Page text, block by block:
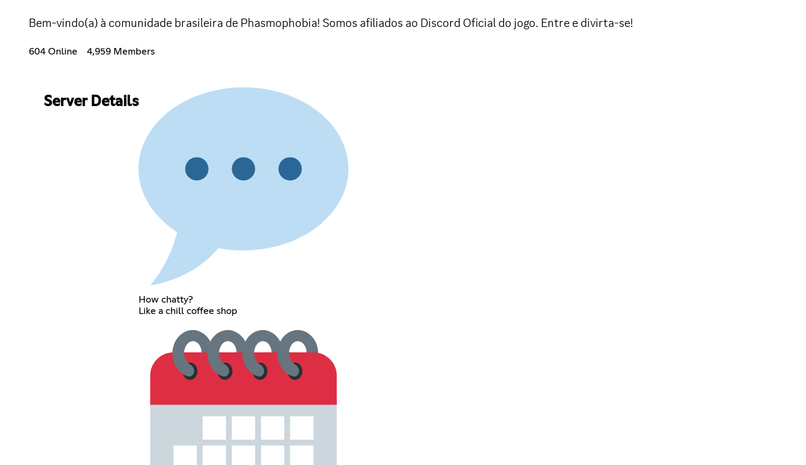
Bem-vindo(a) à comunidade brasileira de Phasmophobia! Somos afiliados ao Discord Oficial do jogo. Entre e divirta-se!
604 Online 4,959 Members
Server Details
How chatty?
Like a chill coffee shop